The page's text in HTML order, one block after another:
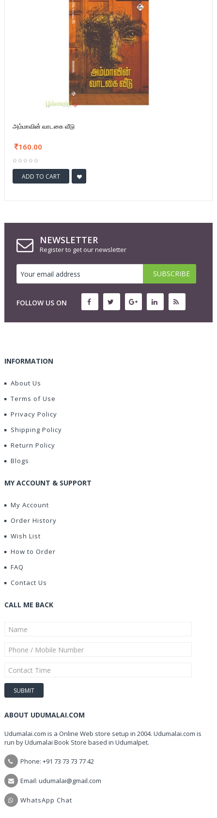
அம்மாவின் வாடகை வீடு
160.00
ADD TO CART
NEWSLETTER
Register to get our newsletter
FOLLOW US ON
INFORMATION
About Us
Terms of Use
Privacy Policy
Shipping Policy
Return Policy
Blogs
MY ACCOUNT & SUPPORT
My Account
Order History
Wish List
How to Order
FAQ
Contact Us
CALL ME BACK
ABOUT UDUMALAI.COM
Udumalai.com is a Online Web store setup in 2004. Udumalai.com is
run by Udumalai Book Store based in Udumalpet.
Phone: +91 73 73 73 77 42
Email: udumalai@gmail.com
WhatsApp Chat